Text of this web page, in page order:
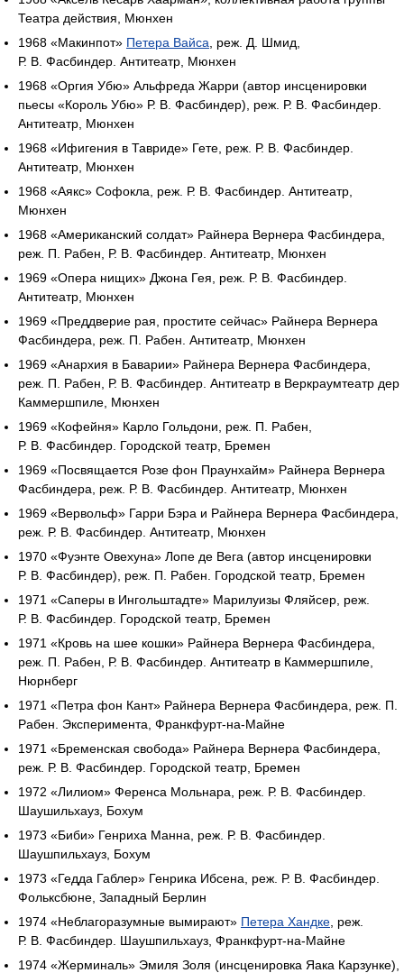
Театра действия, Мюнхен
1968 «Макинпот» Петера Вайса , реж. Д. Шмид,
Р. В. Фасбиндер. Антитеатр, Мюнхен
1968 «Оргия Убю» Альфреда Жарри (автор инсценировки
пьесы «Король Убю» Р. В. Фасбиндер), реж. Р. В. Фасбиндер.
Антитеатр, Мюнхен
1968 «Ифигения в Тавриде» Гете, реж. Р. В. Фасбиндер.
Антитеатр, Мюнхен
1968 «Аякс» Софокла, реж. Р. В. Фасбиндер. Антитеатр,
Мюнхен
1968 «Американский солдат» Райнера Вернера Фасбиндера,
реж. П. Рабен, Р. В. Фасбиндер. Антитеатр, Мюнхен
1969 «Опера нищих» Джона Гея, реж. Р. В. Фасбиндер.
Антитеатр, Мюнхен
1969 «Преддверие рая, простите сейчас» Райнера Вернера
Фасбиндера, реж. П. Рабен. Антитеатр, Мюнхен
1969 «Анархия в Баварии» Райнера Вернера Фасбиндера,
реж. П. Рабен, Р. В. Фасбиндер. Антитеатр в Веркраумтеатр дер
Каммершпиле, Мюнхен
1969 «Кофейня» Карло Гольдони, реж. П. Рабен,
Р. В. Фасбиндер. Городской театр, Бремен
1969 «Посвящается Розе фон Праунхайм» Райнера Вернера
Фасбиндера, реж. Р. В. Фасбиндер. Антитеатр, Мюнхен
1969 «Вервольф» Гарри Бэра и Райнера Вернера Фасбиндера,
реж. Р. В. Фасбиндер. Антитеатр, Мюнхен
1970 «Фуэнте Овехуна» Лопе де Вега (автор инсценировки
Р. В. Фасбиндер), реж. П. Рабен. Городской театр, Бремен
1971 «Саперы в Ингольштадте» Марилуизы Фляйсер, реж.
Р. В. Фасбиндер. Городской театр, Бремен
1971 «Кровь на шее кошки» Райнера Вернера Фасбиндера,
реж. П. Рабен, Р. В. Фасбиндер. Антитеатр в Каммершпиле,
Нюрнберг
1971 «Петра фон Кант» Райнера Вернера Фасбиндера, реж. П.
Рабен. Эксперимента, Франкфурт-на-Майне
1971 «Бременская свобода» Райнера Вернера Фасбиндера,
реж. Р. В. Фасбиндер. Городской театр, Бремен
1972 «Лилиом» Ференса Мольнара, реж. Р. В. Фасбиндер.
Шаушильхауз, Бохум
1973 «Биби» Генриха Манна, реж. Р. В. Фасбиндер.
Шаушпильхауз, Бохум
1973 «Гедда Габлер» Генрика Ибсена, реж. Р. В. Фасбиндер.
Фольксбюне, Западный Берлин
1974 «Неблагоразумные вымирают» Петера Хандке , реж.
Р. В. Фасбиндер. Шаушпильхауз, Франкфурт-на-Майне
1974 «Жерминаль» Эмиля Золя (инсценировка Яака Карзунке),